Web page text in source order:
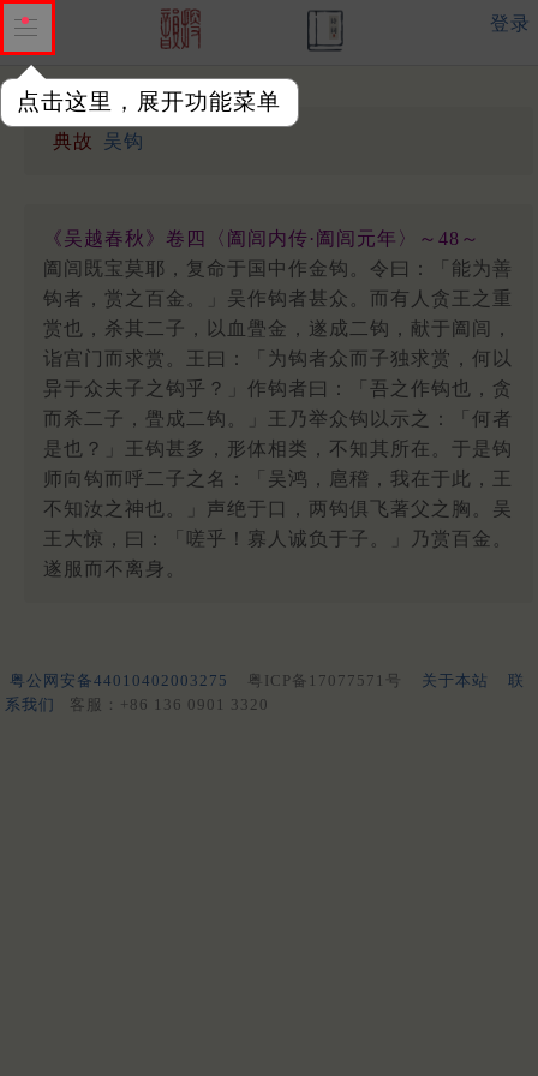
点击这里，展开功能菜单
登录
典故 吴钩
《吴越春秋》卷四〈阖闾内传·阖闾元年〉～48～
阖闾既宝莫耶，复命于国中作金钩。令曰：「能为善
钩者，赏之百金。」吴作钩者甚众。而有人贪王之重
赏也，杀其二子，以血舋金，遂成二钩，献于阖闾，
诣宫门而求赏。王曰：「为钩者众而子独求赏，何以
异于众夫子之钩乎？」作钩者曰：「吾之作钩也，贪
而杀二子，舋成二钩。」王乃举众钩以示之：「何者
是也？」王钩甚多，形体相类，不知其所在。于是钩
师向钩而呼二子之名：「吴鸿，扈稽，我在于此，王
不知汝之神也。」声绝于口，两钩俱飞著父之胸。吴
王大惊，曰：「嗟乎！寡人诚负于子。」乃赏百金。
遂服而不离身。
粤公网安备44010402003275 粤ICP备17077571号 关于本站
联
系我们
客服：+86 136 0901 3320